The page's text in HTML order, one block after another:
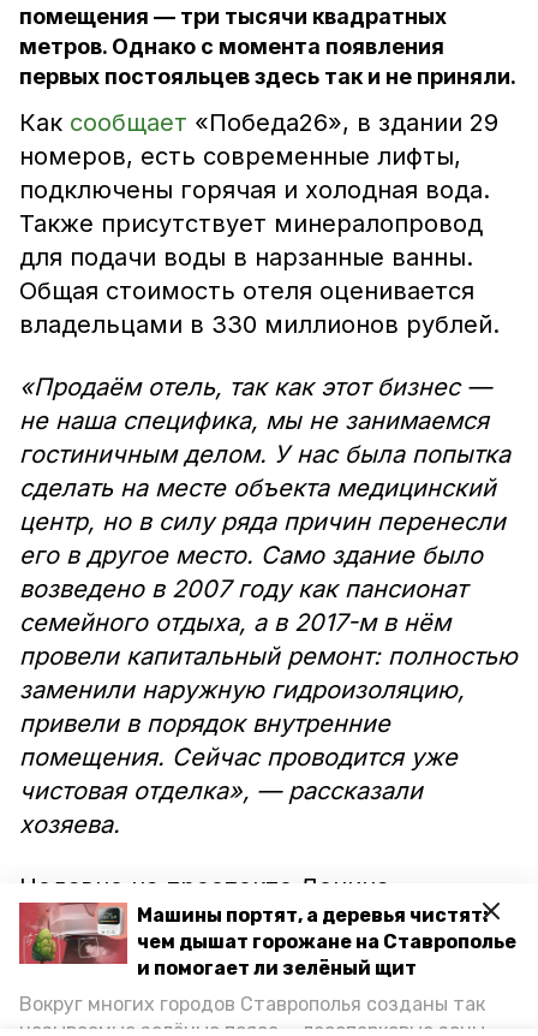
Машины портят, а деревья чистят:
чем дышат горожане на Ставрополье
и помогает ли зелёный щит
Вокруг многих городов Ставрополья созданы так
называемые зелёные пояса — лесопарковые зоны,
помещения — три тысячи квадратных
метров. Однако с момента появления
первых постояльцев здесь так и не приняли.
Как сообщает «Победа26», в здании 29
номеров, есть современные лифты,
подключены горячая и холодная вода.
Также присутствует минералопровод
для подачи воды в нарзанные ванны.
Общая стоимость отеля оценивается
владельцами в 330 миллионов рублей.
«Продаём отель, так как этот бизнес —
не наша специфика, мы не занимаемся
гостиничным делом. У нас была попытка
сделать на месте объекта медицинский
центр, но в силу ряда причин перенесли
его в другое место. Само здание было
возведено в 2007 году как пансионат
семейного отдыха, а в 2017-м в нём
провели капитальный ремонт: полностью
заменили наружную гидроизоляцию,
привели в порядок внутренние
помещения. Сейчас проводится уже
чистовая отделка», — рассказали
хозяева.
Недавно на проспекте Ленина
стартовало благоустройство
территории. По поручению губернатора
завершат в 2021 году. Обновление